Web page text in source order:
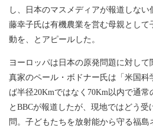
し、日本のマスメディアが報道しな
藤幸子氏は有機農業を営む母親とし
動を、とアピールした。
ヨーロッパは日本の原発問題に対し
真家のペール・ボドナー氏は「米国
ば半径20Kmではなく70Km以内で通常
とBBCが報道したが、現地ではどう
問。子どもたちを放射能から守る福